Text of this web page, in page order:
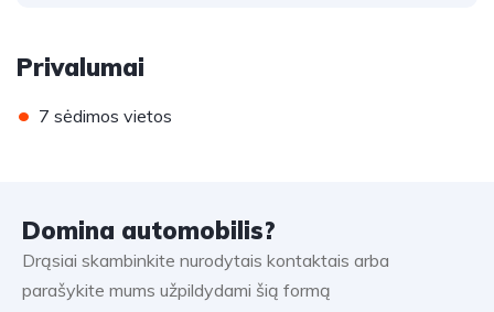
Privalumai
• 7 sėdimos vietos
Domina automobilis?
Drąsiai skambinkite nurodytais kontaktais arba
parašykite mums užpildydami šią formą